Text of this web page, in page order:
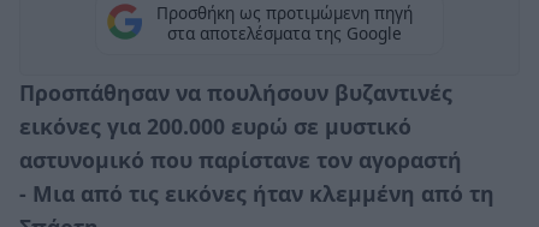
Προσθήκη ως προτιμώμενη πηγή
στα αποτελέσματα της Google
Προσπάθησαν να πουλήσουν βυζαντινές
εικόνες για 200.000 ευρώ σε μυστικό
αστυνομικό που παρίστανε τον αγοραστή
- Μια από τις εικόνες ήταν κλεμμένη από τη